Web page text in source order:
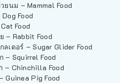
ยนม – Mammal Food
Food
Food
– Rabbit Food
ลเดอร์ – Sugar Glider Food
– Squirrel Food
– Chinchilla Food
Guinea Pig Food